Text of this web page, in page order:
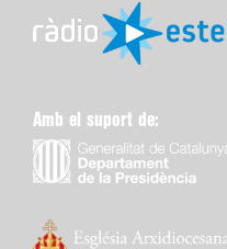
Amb el suport de: